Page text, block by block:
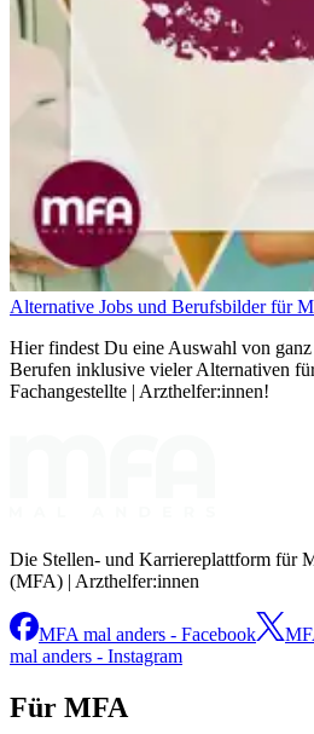
Alternative Jobs und Berufsbilder für
Hier findest Du eine Auswahl von
Berufen inklusive vieler Alternativen
Fachangestellte | Arzthelfer:innen!
Die Stellen- und Karriereplattform für
(MFA) | Arzthelfer:innen
MFA mal anders - Facebook
mal anders - Instagram
Für MFA